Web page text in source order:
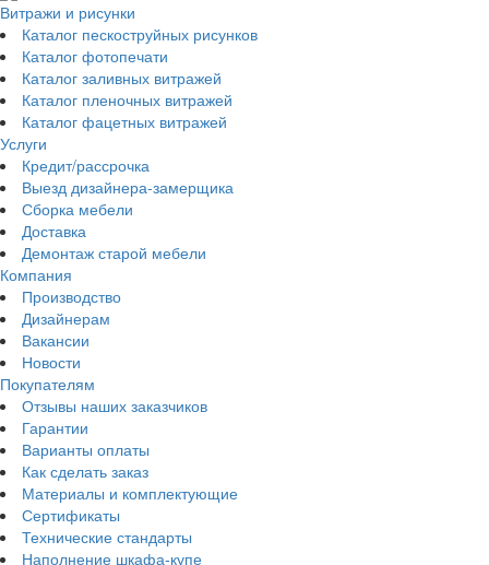
Витражи и рисунки
Каталог пескоструйных рисунков
Каталог фотопечати
Каталог заливных витражей
Каталог пленочных витражей
Каталог фацетных витражей
Услуги
Кредит/рассрочка
Выезд дизайнера-замерщика
Сборка мебели
Доставка
Демонтаж старой мебели
Компания
Производство
Дизайнерам
Вакансии
Новости
Покупателям
Отзывы наших заказчиков
Гарантии
Варианты оплаты
Как сделать заказ
Материалы и комплектующие
Сертификаты
Технические стандарты
Наполнение шкафа-купе